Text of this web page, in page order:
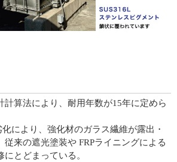
計算法により、耐用年数が15年に定めら
により、強化材のガラス繊維が露出・
来の遮光塗装や FRPライニングによる
とどまっている。